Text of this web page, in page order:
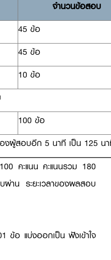
จำนวนข้อสอบ
45 ข้อ
45 ข้อ
10 ข้อ
100 ข้อ
งผู้สอบอีก 5 นาที เป็น 125 น
คะแนน คะแนนรวม 180
าน ระยะเวลาของผลสอบ
อ แบ่งออกเป็น ฟังเข้าใจ